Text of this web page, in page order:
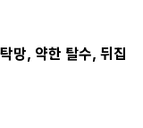
망, 약한 탈수, 뒤집